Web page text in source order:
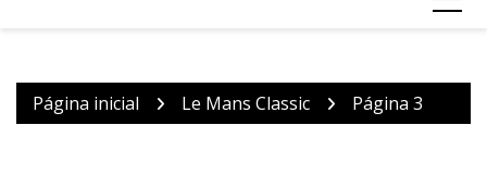
Página inicial Le Mans Classic Página 3